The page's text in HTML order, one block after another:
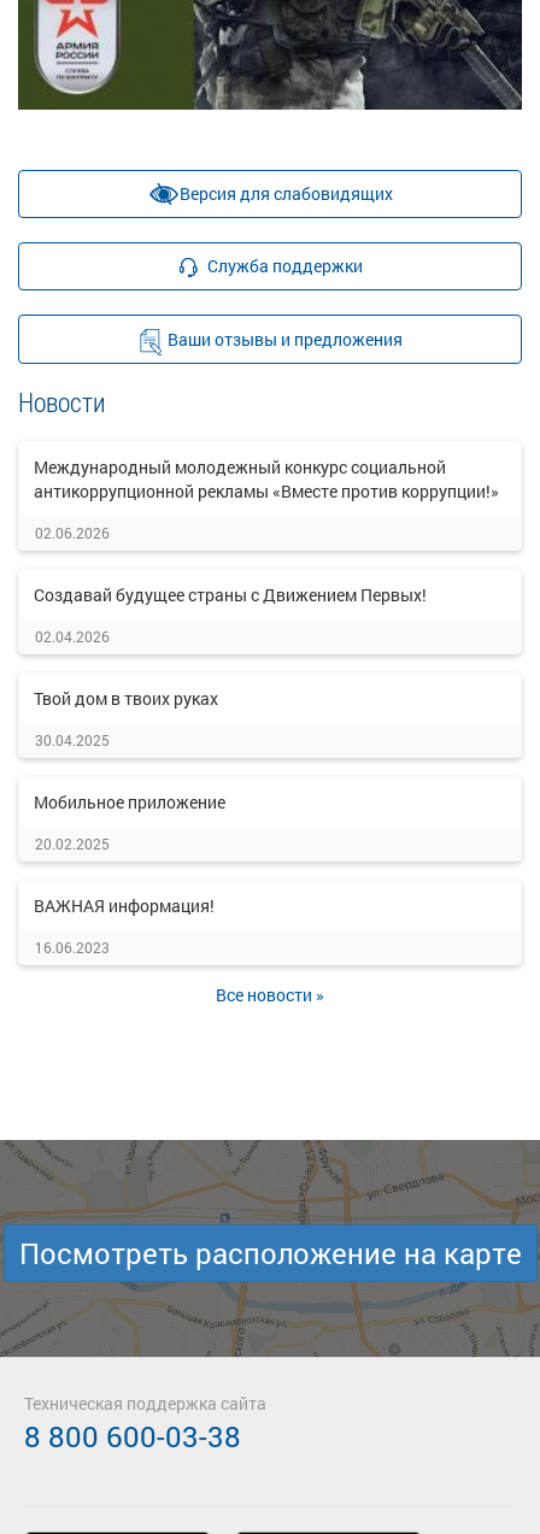
Версия для слабовидящих
Служба поддержки
Ваши отзывы и предложения
Новости
Международный молодежный конкурс социальной
антикоррупционной рекламы «Вместе против коррупции!»
02.06.2026
Создавай будущее страны с Движением Первых!
02.04.2026
Твой дом в твоих руках
30.04.2025
Мобильное приложение
20.02.2025
ВАЖНАЯ информация!
16.06.2023
Все новости »
Посмотреть расположение на карте
Техническая поддержка сайта
8 800 600-03-38